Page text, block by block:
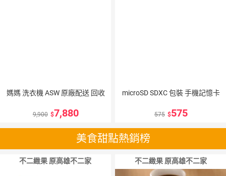
媽媽 洗衣機 ASW 原廠配送 回收
9,900 7,880
microSD SDXC 包裝 手機記憶卡
575 575
美食甜點熱銷榜
不二緻果 原高雄不二家 不二緻果 原高雄不二家